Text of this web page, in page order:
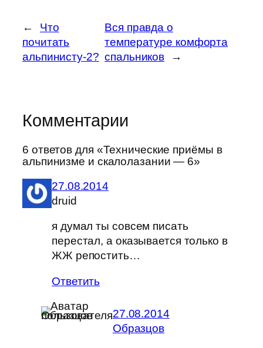
←
Что
почитать
альпинисту-2?
Вся правда о
температуре комфорта
спальников
→
Комментарии
6 ответов для «Технические приёмы в
альпинизме и скалолазании — 6»
27.08.2014
druid
я думал ты совсем писать
перестал, а оказывается только в
ЖЖ репостить…
Ответить
27.08.2014
Образцов